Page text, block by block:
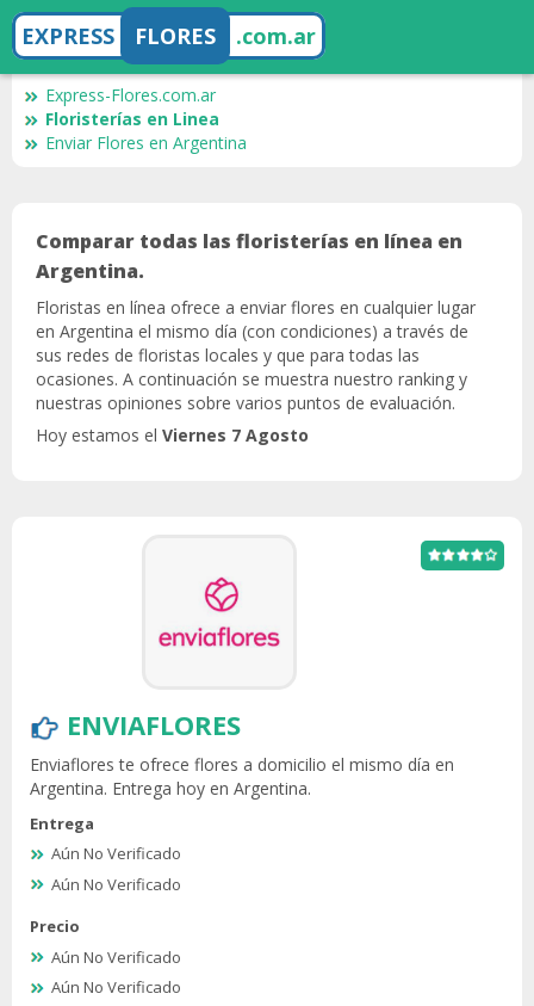
EXPRESS FLORES .com.ar
Express-Flores.com.ar
Floristerías en Linea
Enviar Flores en Argentina
Comparar todas las floristerías en línea en
Argentina.
Floristas en línea ofrece a enviar flores en cualquier lugar
en Argentina el mismo día (con condiciones) a través de
sus redes de floristas locales y que para todas las
ocasiones. A continuación se muestra nuestro ranking y
nuestras opiniones sobre varios puntos de evaluación.
Hoy estamos el Viernes 7 Agosto
ENVIAFLORES
Enviaflores te ofrece flores a domicilio el mismo día en
Argentina. Entrega hoy en Argentina.
Entrega
Aún No Verificado
Aún No Verificado
Precio
Aún No Verificado
Aún No Verificado